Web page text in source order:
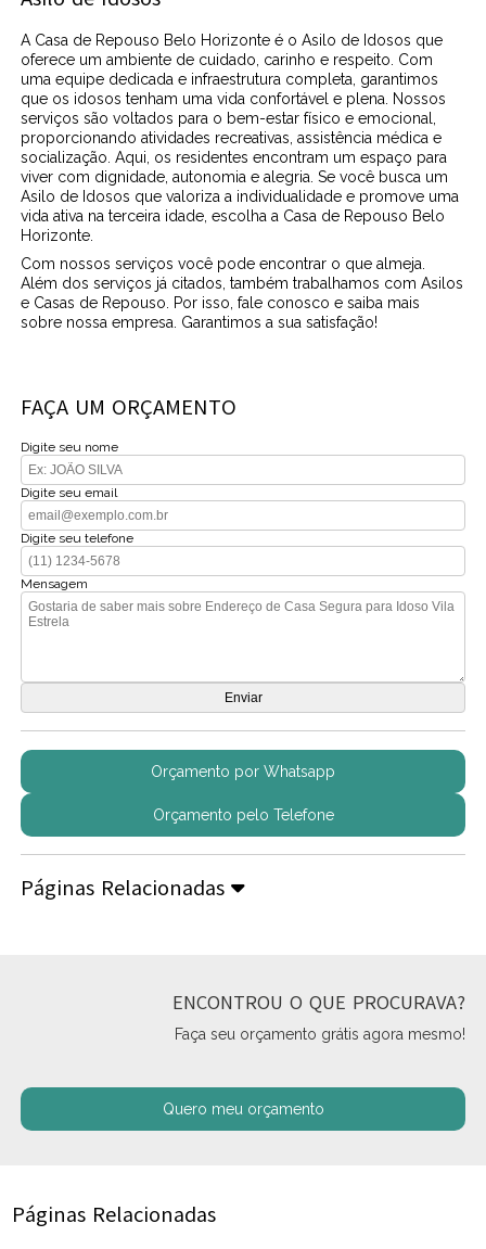
A Casa de Repouso Belo Horizonte é o Asilo de Idosos que
oferece um ambiente de cuidado, carinho e respeito. Com
uma equipe dedicada e infraestrutura completa, garantimos
que os idosos tenham uma vida confortável e plena. Nossos
serviços são voltados para o bem-estar físico e emocional,
proporcionando atividades recreativas, assistência médica e
socialização. Aqui, os residentes encontram um espaço para
viver com dignidade, autonomia e alegria. Se você busca um
Asilo de Idosos que valoriza a individualidade e promove uma
vida ativa na terceira idade, escolha a Casa de Repouso Belo
Horizonte.
Com nossos serviços você pode encontrar o que almeja.
Além dos serviços já citados, também trabalhamos com Asilos
e Casas de Repouso. Por isso, fale conosco e saiba mais
sobre nossa empresa. Garantimos a sua satisfação!
FAÇA UM ORÇAMENTO
Digite seu nome
Digite seu email
Digite seu telefone
Mensagem
Orçamento por Whatsapp
Orçamento pelo Telefone
Páginas Relacionadas
ENCONTROU O QUE PROCURAVA?
Faça seu orçamento grátis agora mesmo!
Quero meu orçamento
Páginas Relacionadas